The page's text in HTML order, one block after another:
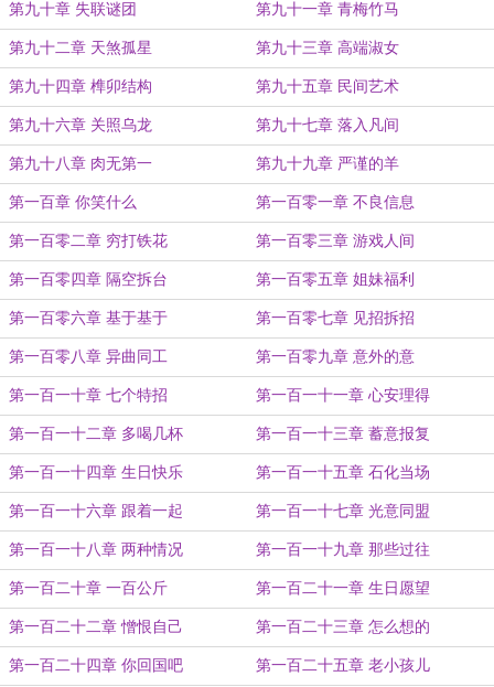
第九十章 失联谜团 第九十一章 青梅竹马
第九十二章 天煞孤星 第九十三章 高端淑女
第九十四章 榫卯结构 第九十五章 民间艺术
第九十六章 关照乌龙 第九十七章 落入凡间
第九十八章 肉无第一 第九十九章 严谨的羊
第一百章 你笑什么 第一百零一章 不良信息
第一百零二章 穷打铁花 第一百零三章 游戏人间
第一百零四章 隔空拆台 第一百零五章 姐妹福利
第一百零六章 基于基于 第一百零七章 见招拆招
第一百零八章 异曲同工 第一百零九章 意外的意
第一百一十章 七个特招 第一百一十一章 心安理得
第一百一十二章 多喝几杯 第一百一十三章 蓄意报复
第一百一十四章 生日快乐 第一百一十五章 石化当场
第一百一十六章 跟着一起 第一百一十七章 光意同盟
第一百一十八章 两种情况 第一百一十九章 那些过往
第一百二十章 一百公斤 第一百二十一章 生日愿望
第一百二十二章 憎恨自己 第一百二十三章 怎么想的
第一百二十四章 你回国吧 第一百二十五章 老小孩儿